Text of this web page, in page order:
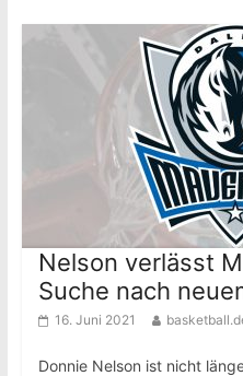
Nelson verlässt
Suche nach
16. Juni 2021
Donnie Nelson ist nicht